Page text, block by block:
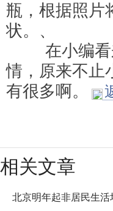
瓶，根据照片
状。、
在小编看来
情，原来不止
有很多啊。
相关文章
北京明年起非居民生活